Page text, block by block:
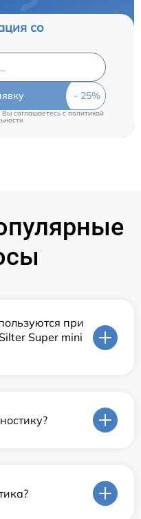
со
соглашаетесь c политикой
при
Super mini